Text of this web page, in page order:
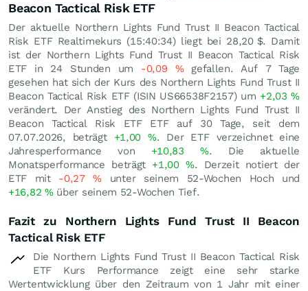
Beacon Tactical Risk ETF
Der aktuelle Northern Lights Fund Trust II Beacon Tactical
Risk ETF Realtimekurs (15:40:34) liegt bei 28,20 $. Damit
ist der Northern Lights Fund Trust II Beacon Tactical Risk
ETF in 24 Stunden um -0,09 %gefallen. Auf 7 Tage
gesehen hat sich der Kurs des Northern Lights Fund Trust II
Beacon Tactical Risk ETF (ISIN US66538F2157) um +2,03%
verändert. Der Anstieg des Northern Lights Fund Trust II
Beacon Tactical Risk ETF ETF auf 30 Tage, seit dem
07.07.2026, beträgt +1,00%. Der ETF verzeichnet eine
Jahresperformance von +10,83%. Die aktuelle
Monatsperformance beträgt +1,00 %. Derzeit notiert der
ETF mit -0,27% unter seinem 52-Wochen Hoch und
+16,82 %über seinem 52-Wochen Tief.
Fazit zu Northern Lights Fund Trust II Beacon
Tactical Risk ETF
Die Northern Lights Fund Trust II Beacon Tactical Risk
ETF Kurs Performance zeigt eine sehr starke
Wertentwicklung über den Zeitraum von 1 Jahr mit einer